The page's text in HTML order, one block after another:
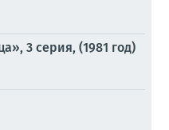
3 серия, (1981 год)